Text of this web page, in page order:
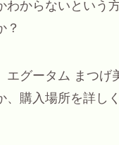
わからないという
？
エグータム まつげ
、購入場所を詳し